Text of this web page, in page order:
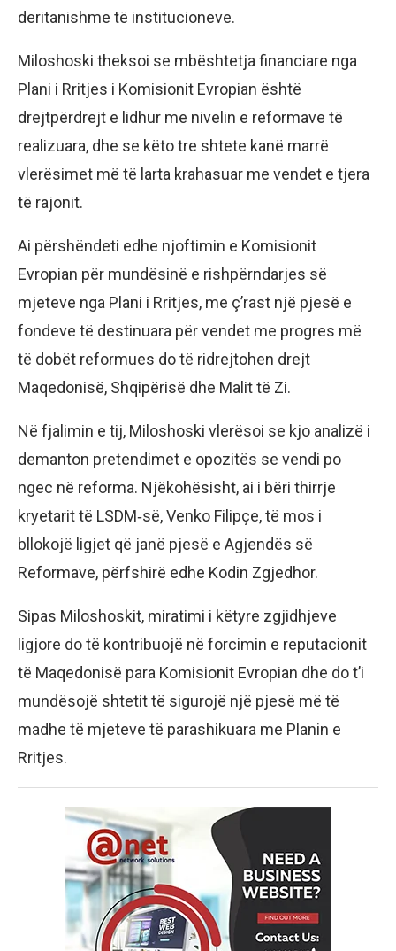
deritanishme të institucioneve.
Miloshoski theksoi se mbështetja financiare nga
Plani i Rritjes i Komisionit Evropian është
drejtpërdrejt e lidhur me nivelin e reformave të
realizuara, dhe se këto tre shtete kanë marrë
vlerësimet më të larta krahasuar me vendet e tjera
të rajonit.
Ai përshëndeti edhe njoftimin e Komisionit
Evropian për mundësinë e rishpërndarjes së
mjeteve nga Plani i Rritjes, me ç’rast një pjesë e
fondeve të destinuara për vendet me progres më
të dobët reformues do të ridrejtohen drejt
Maqedonisë, Shqipërisë dhe Malit të Zi.
Në fjalimin e tij, Miloshoski vlerësoi se kjo analizë i
demanton pretendimet e opozitës se vendi po
ngec në reforma. Njëkohësisht, ai i bëri thirrje
kryetarit të LSDM‑së, Venko Filipçe, të mos i
bllokojë ligjet që janë pjesë e Agjendës së
Reformave, përfshirë edhe Kodin Zgjedhor.
Sipas Miloshoskit, miratimi i këtyre zgjidhjeve
ligjore do të kontribuojë në forcimin e reputacionit
të Maqedonisë para Komisionit Evropian dhe do t’i
mundësojë shtetit të sigurojë një pjesë më të
madhe të mjeteve të parashikuara me Planin e
Rritjes.